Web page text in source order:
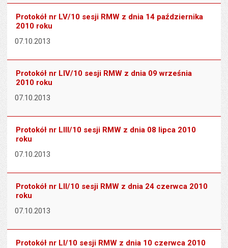
Protokół nr LV/10 sesji RMW z dnia 14 października
2010 roku
07.10.2013
Protokół nr LIV/10 sesji RMW z dnia 09 września
2010 roku
07.10.2013
Protokół nr LIII/10 sesji RMW z dnia 08 lipca 2010
roku
07.10.2013
Protokół nr LII/10 sesji RMW z dnia 24 czerwca 2010
roku
07.10.2013
Protokół nr LI/10 sesji RMW z dnia 10 czerwca 2010